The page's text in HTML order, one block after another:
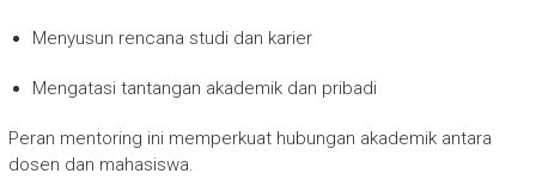
Menyusun rencana studi dan karier
Mengatasi tantangan akademik dan pribadi
Peran mentoring ini memperkuat hubungan akademik antara
dosen dan mahasiswa.